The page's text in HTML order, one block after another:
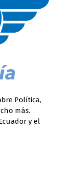
Política,
más.
y el